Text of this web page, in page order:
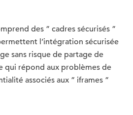
des ” cadres sécurisés ”
l’intégration sécurisée
sans risque de partage de
qui répond aux problèmes de
associés aux ” iframes ”